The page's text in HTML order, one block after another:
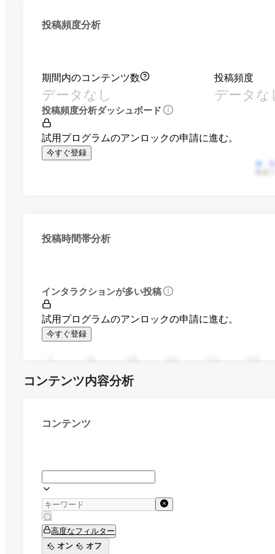
投稿頻度分析
期間内のコンテンツ数
データなし
投稿頻度
データな
投稿頻度分析ダッシュボード
試用プログラムのアンロックの申請に進む。
今すぐ登録
投稿時間帯分析
インタラクションが多い投稿
試用プログラムのアンロックの申請に進む。
今すぐ登録
コンテンツ内容分析
コンテンツ
高度なフィルター
オン
オフ